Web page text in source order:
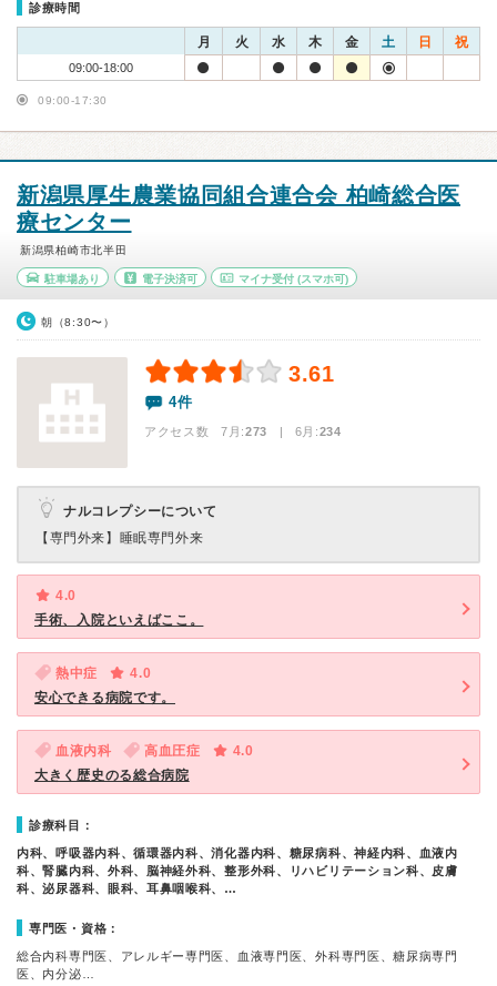
診療時間
月 火 水 木 金 土 日 祝
09:00-18:00
09:00-17:30
新潟県厚生農業協同組合連合会 柏崎総合医
療センター
新潟県柏崎市北半田
駐車場あり 電子決済可 マイナ受付 (スマホ可)
朝（8:30〜）
3.61
4件
アクセス数 7月:273 | 6月:234
ナルコレプシーについて
【専門外来】 睡眠専門外来
4.0
手術、入院といえばここ。
熱中症
4.0
安心できる病院です。
血液内科 高血圧症
4.0
大きく歴史のる総合病院
診療科目：
内科、呼吸器内科、循環器内科、消化器内科、糖尿病科、神経内科、血液内
科、腎臓内科、外科、脳神経外科、整形外科、リハビリテーション科、皮膚
科、泌尿器科、眼科、耳鼻咽喉科、…
専門医・資格：
総合内科専門医、アレルギー専門医、血液専門医、外科専門医、糖尿病専門
医、内分泌…